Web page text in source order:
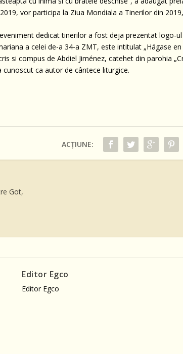
vor participa la Ziua Mondiala a Tinerilor din
dedicat tinerilor a fost deja prezentat logo-
a celei de-a 34-a ZMT, este intitulat „Hágase
si compus de Abdiel Jiménez, catehet din parohia
cunoscut ca autor de cântece liturgice.
ACȚIUNE:
Got,
Editor Egco
Editor Egco